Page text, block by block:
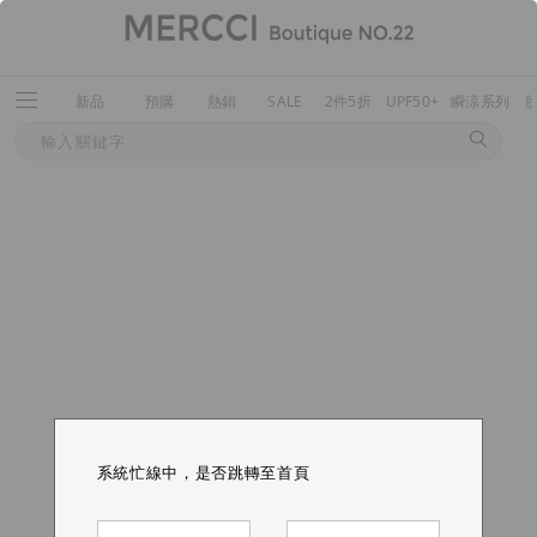
新品 預購 熱銷 SALE 2件5折 UPF50+ 瞬涼系列
系統忙線中，是否跳轉至首頁
系統忙線中，是否跳轉至首頁
系統忙線中，是否跳轉至首頁
系統忙線中，是否跳轉至首頁
系統忙線中，是否跳轉至首頁